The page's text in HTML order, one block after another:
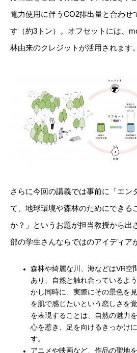
電力使用に伴うCO2排出量と合わせ
す（約3トン）。オフセットには、
林由来のクレジットが活用されます。
さらに今回の講義では事前に「エン
て、地球環境や森林のためにできる
か？」というお題が担当教授から出
部の学生さんならではのアイディア
森林や綺麗な川、海などはVR空
あり、自然と触れ合っているよ
かし同時に、実際にその景色を
を肌で感じたいという恋しさを
を表現することは、自然の魅力
心を惹き、足を向けるきっかけ
す。
アニメや映画など、作品の聖地